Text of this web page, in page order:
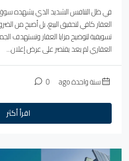
في ظل التنافس الشديد الذي يشهده
العقار كافي لتحقيق البيع، بل أصبح من
تسويقية لتوضيح مزايا العقار وتستهدف
العقاري لم يعد يقتصر على عرض إعلان...
سنة واحدة ago 0
اقرأ أكثر